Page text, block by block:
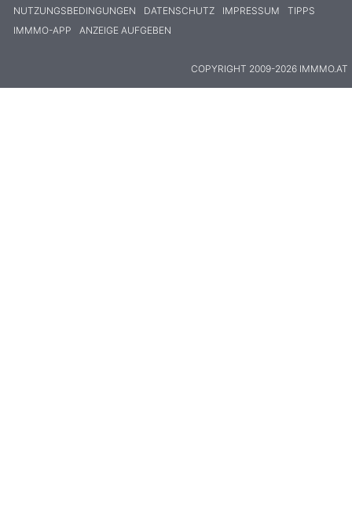
NUTZUNGSBEDINGUNGEN DATENSCHUTZ IMPRESSUM
TIPPS
IMMMO-APP
ANZEIGE AUFGEBEN
COPYRIGHT 2009-2026 IMMMO.AT